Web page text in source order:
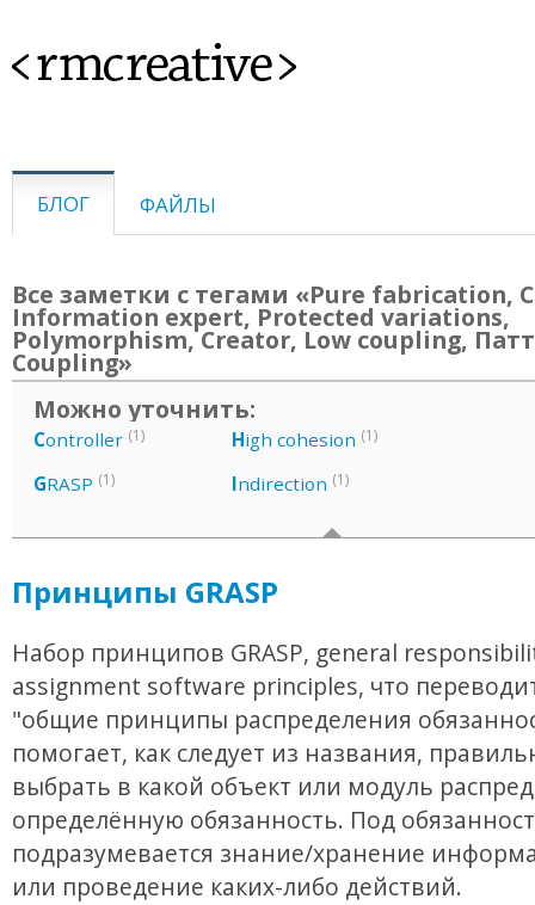
<rmcreative>
БЛОГ ФАЙЛЫ
Все заметки с тегами «Pure fabrication,
Information expert, Protected variations,
Polymorphism, Creator, Low coupling,
Coupling»
Можно уточнить:
Controller (1)
GRASP (1)
High cohesion (1)
Indirection (1)
Принципы GRASP
Набор принципов GRASP, general
assignment software principles, что
"общие принципы распределения
помогает, как следует из названия,
выбрать в какой объект или модуль
определённую обязанность. Под
подразумевается знание/хранение
или проведение каких-либо действий.